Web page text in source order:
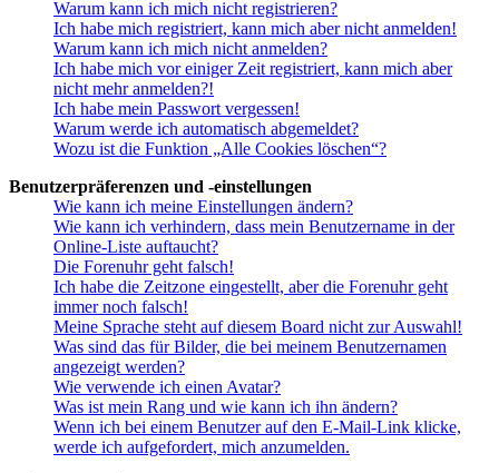
Warum kann ich mich nicht registrieren?
Ich habe mich registriert, kann mich aber nicht anmelden!
Warum kann ich mich nicht anmelden?
Ich habe mich vor einiger Zeit registriert, kann mich aber
nicht mehr anmelden?!
Ich habe mein Passwort vergessen!
Warum werde ich automatisch abgemeldet?
Wozu ist die Funktion „Alle Cookies löschen“?
Benutzerpräferenzen und -einstellungen
Wie kann ich meine Einstellungen ändern?
Wie kann ich verhindern, dass mein Benutzername in der
Online-Liste auftaucht?
Die Forenuhr geht falsch!
Ich habe die Zeitzone eingestellt, aber die Forenuhr geht
immer noch falsch!
Meine Sprache steht auf diesem Board nicht zur Auswahl!
Was sind das für Bilder, die bei meinem Benutzernamen
angezeigt werden?
Wie verwende ich einen Avatar?
Was ist mein Rang und wie kann ich ihn ändern?
Wenn ich bei einem Benutzer auf den E-Mail-Link klicke,
werde ich aufgefordert, mich anzumelden.